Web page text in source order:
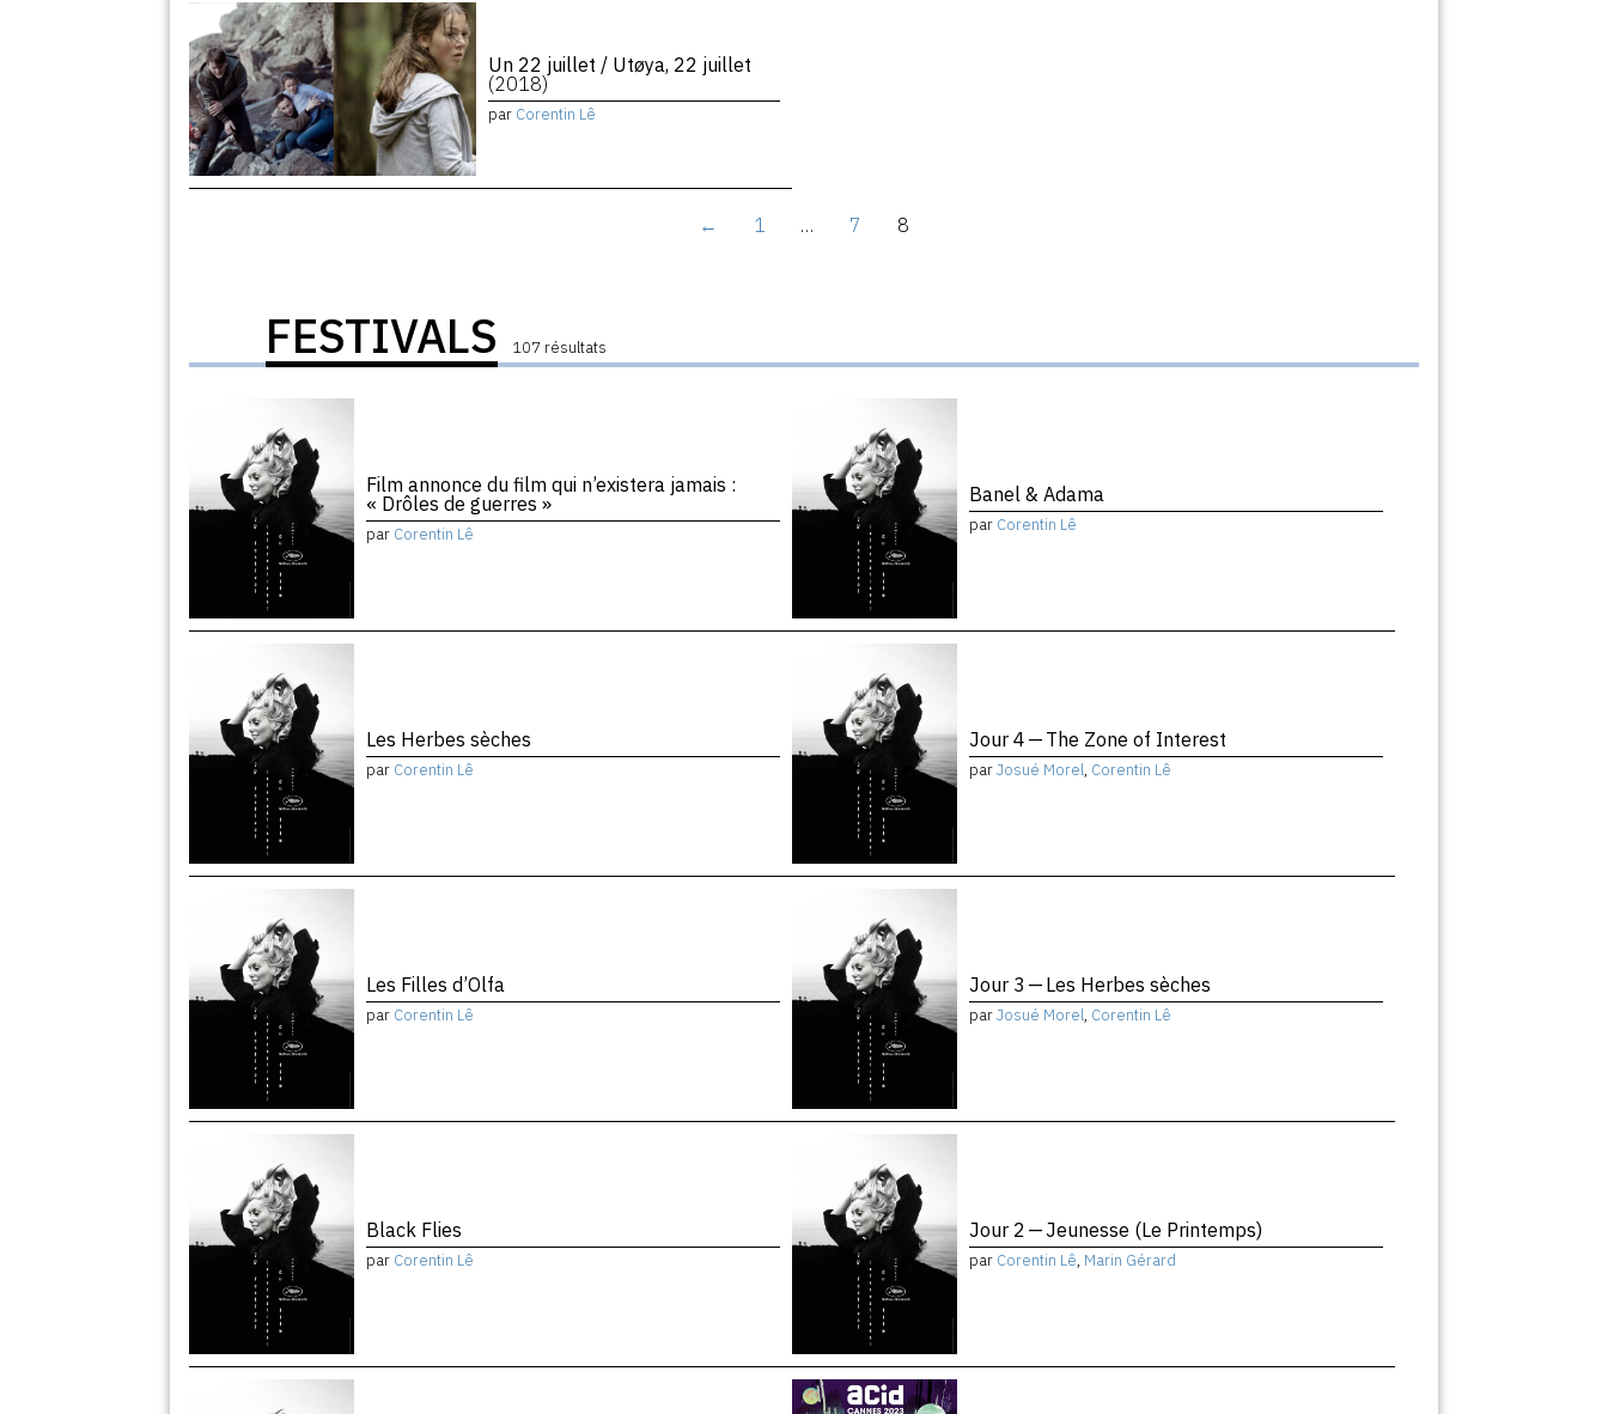
Un 22 juillet / Utøya, 22 juillet
(2018)
par Corentin Lê
← 1 … 7 8
FESTIVALS 107 résultats
Film annonce du film qui n’existera jamais :
« Drôles de guerres »
par Corentin Lê
Banel & Adama
par Corentin Lê
Les Herbes sèches
par Corentin Lê
Jour 4 — The Zone of Interest
parJosué Morel, Corentin Lê
Les Filles d’Olfa
par Corentin Lê
Jour 3 — Les Herbes sèches
parJosué Morel, Corentin Lê
Black Flies
par Corentin Lê
Jour 2 — Jeunesse (Le Printemps)
par Corentin Lê, Marin Gérard